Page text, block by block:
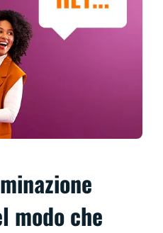
modo che